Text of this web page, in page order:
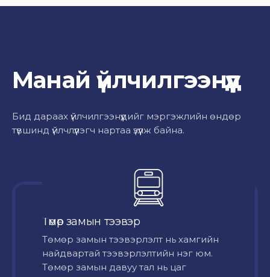
Манай үйлчилгээнүүд
Бид дараах үйлчилгээнүүдийг мэргэжлийн өндөр
түвшинд үйлчлүүлэгч нартаа үзүүлж байна.
Төмөр замын тээвэр
Төмөр замын тээвэрлэлт нь хамгийн
найдвартай тээвэрлэлтийн нэг юм.
Төмөр замын давуу тал нь цаг